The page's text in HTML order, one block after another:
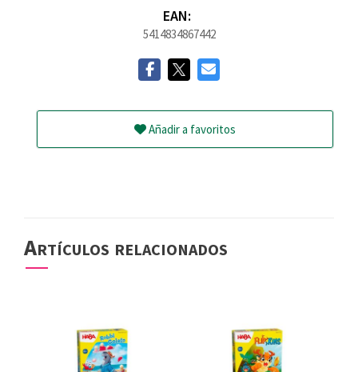
EAN:
5414834867442
Añadir a favoritos
Artículos relacionados